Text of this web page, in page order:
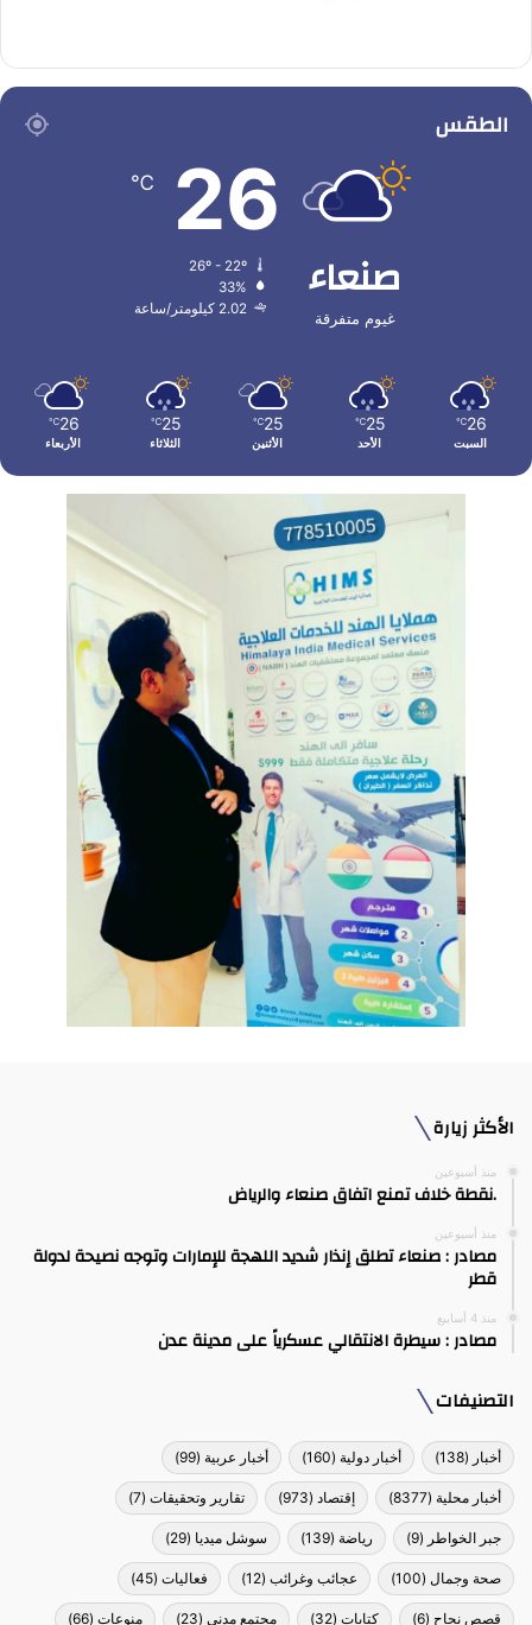
الطقس
صنعاء
غيوم متفرقة
26
℃
33%
2.02 كيلومتر/ساعة
26
℃
السبت
25
℃
الأحد
25
℃
الأثنين
25
℃
الثلاثاء
26
℃
الأربعاء
الأكثر زيارة
منذ أسبوعين
.نقطة خلاف تمنع اتفاق صنعاء والرياض
منذ أسبوعين
مصادر : صنعاء تطلق إنذار شديد اللهجة للإمارات وتوجه نصيحة لدولة
قطر
منذ 4 أسابيع
مصادر : سيطرة الانتقالي عسكرياً على مدينة عدن
التصنيفات
أخبار (138) أخبار دولية (160) أخبار عربية (99)
أخبار محلية (8377) إقتصاد (973) تقارير وتحقيقات (7)
جبر الخواطر (9) رياضة (139) سوشل ميديا (29)
صحة وجمال (100) عجائب وغرائب (12) فعاليات (45)
قصص نجاح (6) كتابات (32) مجتمع مدني (23) منوعات (66)